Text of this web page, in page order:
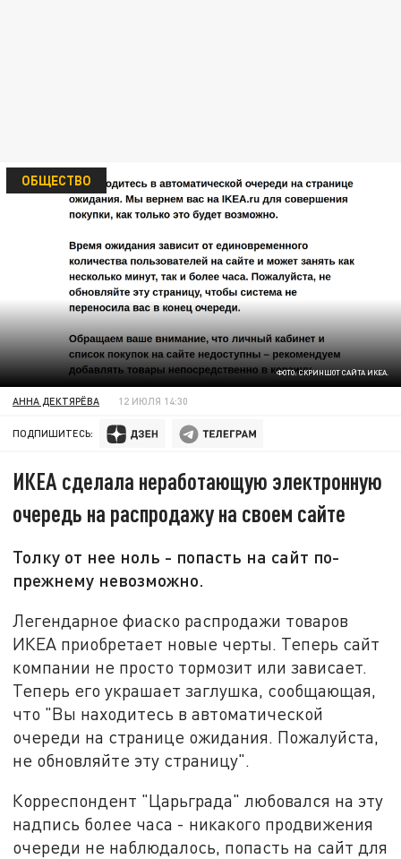
ФОТО: СКРИНШОТ САЙТА ИКЕА.
ОБЩЕСТВО
АННА ДЕКТЯРЁВА 12 ИЮЛЯ 14:30
ПОДПИШИТЕСЬ:
ИКЕА сделала неработающую электронную
очередь на распродажу на своем сайте
Толку от нее ноль - попасть на сайт по-
прежнему невозможно.
Легендарное фиаско распродажи товаров
ИКЕА приобретает новые черты. Теперь сайт
компании не просто тормозит или зависает.
Теперь его украшает заглушка, сообщающая,
что "Вы находитесь в автоматической
очереди на странице ожидания. Пожалуйста,
не обновляйте эту страницу".
Корреспондент "Царьграда" любовался на эту
надпись более часа - никакого продвижения
очереди не наблюдалось, попасть на сайт для